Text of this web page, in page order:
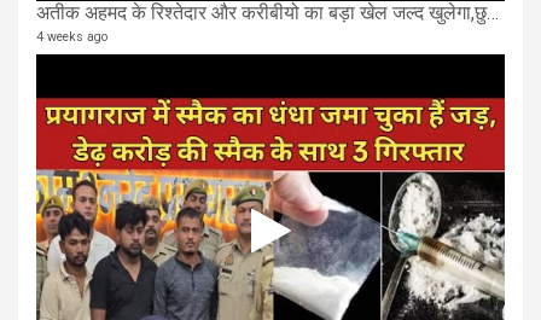
अतीक अहमद के रिश्तेदार और करीबीयो का बड़ा खेल जल्द खुलेगा,छुप कर करोड़ो कमाने वाले SIT के राडार पर
4 weeks ago